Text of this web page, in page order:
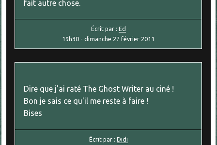
fait autre chose.
Écrit par : Ed
19h30 -dimanche 27 février 2011
Dire que j'ai raté The Ghost Writer au ciné !
Bon je sais ce qu'il me reste à faire !
Bises
Écrit par : Didi